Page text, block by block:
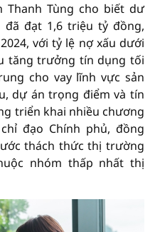
Thanh Tùng cho biết dư
đạt 1,6 triệu tỷ đồng,
với tỷ lệ nợ xấu dưới
tăng trưởng tín dụng tối
cho vay lĩnh vực sản
dự án trọng điểm và tín
triển khai nhiều chương
đạo Chính phủ, đồng
thách thức thị trường
nhóm thấp nhất thị